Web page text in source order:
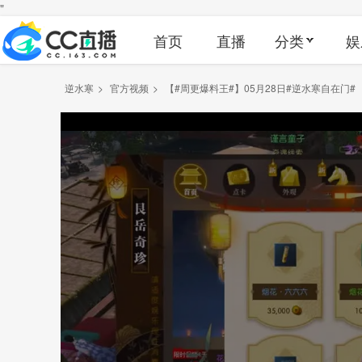
"
首页 直播 分类
逆水寒 > 官方视频 > 【#周更爆料王#】05月28日#逆水寒自在门#